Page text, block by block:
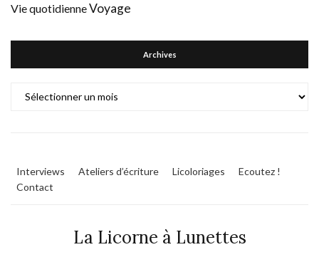
Vie quotidienneVoyage
Archives
Interviews Ateliers d’écriture Licoloriages
Ecoutez !
Contact
La Licorne à Lunettes